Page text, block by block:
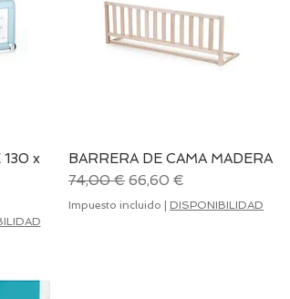
130 x
Vista rápida
BARRERA DE CAMA MADERA
Precio
74,00 € Precio de oferta
66,60 €
Impuesto incluido | DISPONIBILIDAD